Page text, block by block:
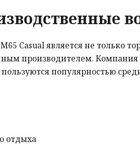
Casual является не только
производителем.
популярностью
отдыха